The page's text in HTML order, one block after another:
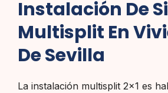
Instalación De
Multisplit En
De Sevilla
La instalación multisplit 2×1 es